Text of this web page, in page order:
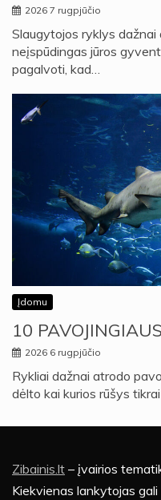
2026 7 rugpjūčio
Slaugytojos ryklys dažnai
neįspūdingas jūros
pagalvoti, kad…
Įdomu
10
2026 6 rugpjūčio
Rykliai dažnai atrodo
dėlto kai kurios rūšys
Zibainis.lt – įvairios
Kiekvienas lankytojas